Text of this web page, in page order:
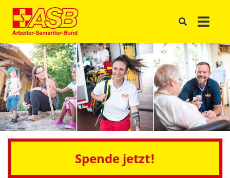
Spende jetzt!